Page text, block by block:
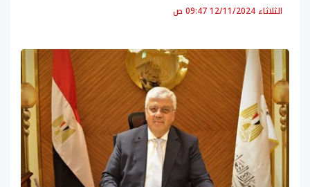
الثلاثاء 12/11/2024 09:47 ص